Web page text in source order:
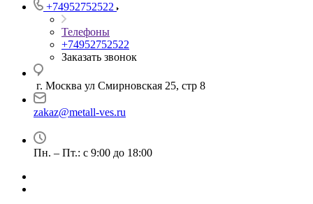
+74952752522
Телефоны
+74952752522
Заказать звонок
г. Москва ул Смирновская 25, стр 8
zakaz@metall-ves.ru
Пн. – Пт.: с 9:00 до 18:00